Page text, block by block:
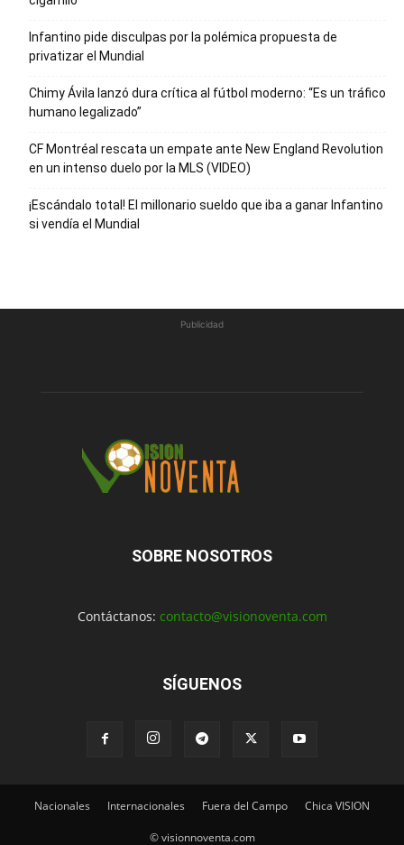
Infantino pide disculpas por la polémica propuesta de
privatizar el Mundial
Chimy Ávila lanzó dura crítica al fútbol moderno: “Es un tráfico
humano legalizado”
CF Montréal rescata un empate ante New England Revolution
en un intenso duelo por la MLS (VIDEO)
¡Escándalo total! El millonario sueldo que iba a ganar Infantino
si vendía el Mundial
Publicidad
SOBRE NOSOTROS
Contáctanos: contacto@visionoventa.com
SÍGUENOS
Nacionales Internacionales Fuera del Campo Chica VISION
© visionnoventa.com